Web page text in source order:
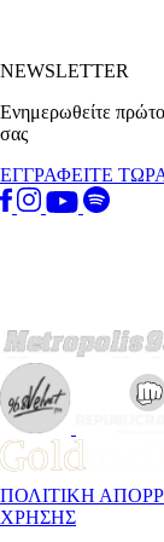
NEWSLETTER
Ενημερωθείτε
σας
ΕΓΓΡΑΦΕΙΤΕ
ΠΟΛΙΤΙΚΗ
ΧΡΗΣΗΣ